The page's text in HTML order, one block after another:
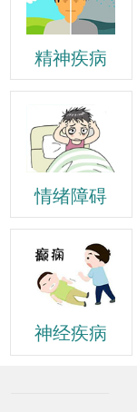
精神疾病
情绪障碍
神经疾病